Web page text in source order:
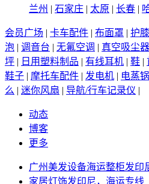
兰州 | 石家庄 | 太原 | 长春 |
会员广场 | 卡车配件 | 布面罩 | 护膝
泡 | 调音台 | 无氟空调 | 真空吸尘器
坪 | 日用塑料制品 | 有线耳机 | 鞋 |
鞋子 | 摩托车配件 | 发电机 | 电蒸锅
么 | 迷你风扇 | 导航/行车记录仪 |
动态
博客
更多
广州美发设备海运整柜发印
家居灯饰发印尼，海运专线